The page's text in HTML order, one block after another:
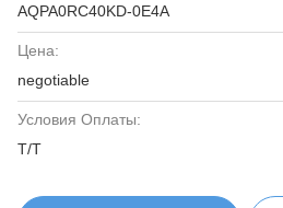
AQPA0RC40KD-0E4A
Цена:
negotiable
Условия Оплаты:
T/T